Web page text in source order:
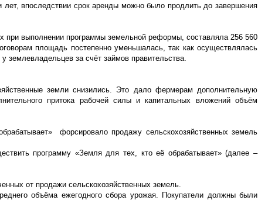
впоследствии срок аренды можно было продлить до завершения
при выполнении программы земельной реформы, составляла 256 560
площадь постепенно уменьшалась, так как осуществлялась
за счёт займов правительства.
земли снизились. Это дало фермерам дополнительную
притока рабочей силы и капитальных вложений объём
форсировало продажу сельскохозяйственных земель
программу «Земля для тех, кто её обрабатывает» (далее –
от продажи сельскохозяйственных земель.
объёма ежегодного сбора урожая. Покупатели должны были